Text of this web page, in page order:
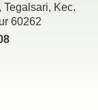
Kec.
60262